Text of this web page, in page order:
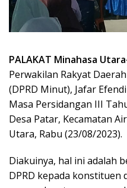
PALAKAT Minahasa
Perwakilan Rakyat
(DPRD Minut), Jafar
Masa Persidangan III
Desa Patar, Kecamatan
Utara, Rabu (23/08/2023).
Diakuinya, hal ini adalah
DPRD kepada konstituen